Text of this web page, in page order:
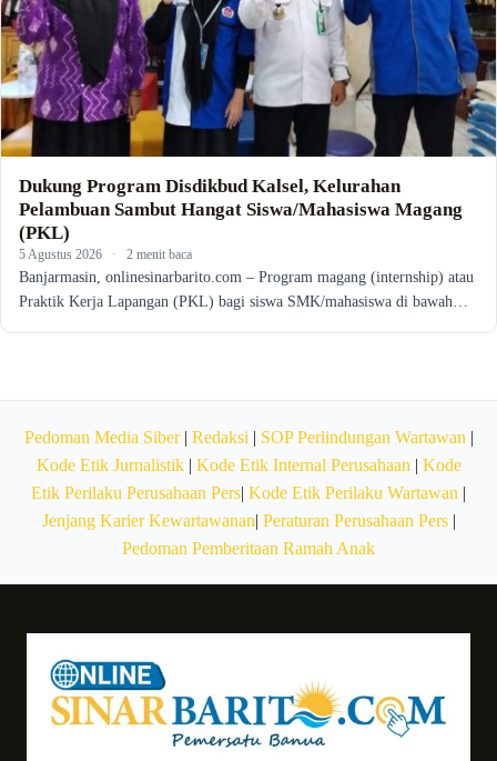
Dukung Program Disdikbud Kalsel, Kelurahan
Pelambuan Sambut Hangat Siswa/Mahasiswa Magang
(PKL)
5 Agustus 2026 · 2 menit baca
Banjarmasin, onlinesinarbarito.com – Program magang (internship) atau
Praktik Kerja Lapangan (PKL) bagi siswa SMK/mahasiswa di bawah…
Pedoman Media Siber| Redaksi | SOP Perlindungan Wartawan |
Kode Etik Jurnalistik| Kode Etik Internal Perusahaan | Kode
Etik Perilaku Perusahaan Pers| Kode Etik Perilaku Wartawan |
Jenjang Karier Kewartawanan| Peraturan Perusahaan Pers|
Pedoman Pemberitaan Ramah Anak